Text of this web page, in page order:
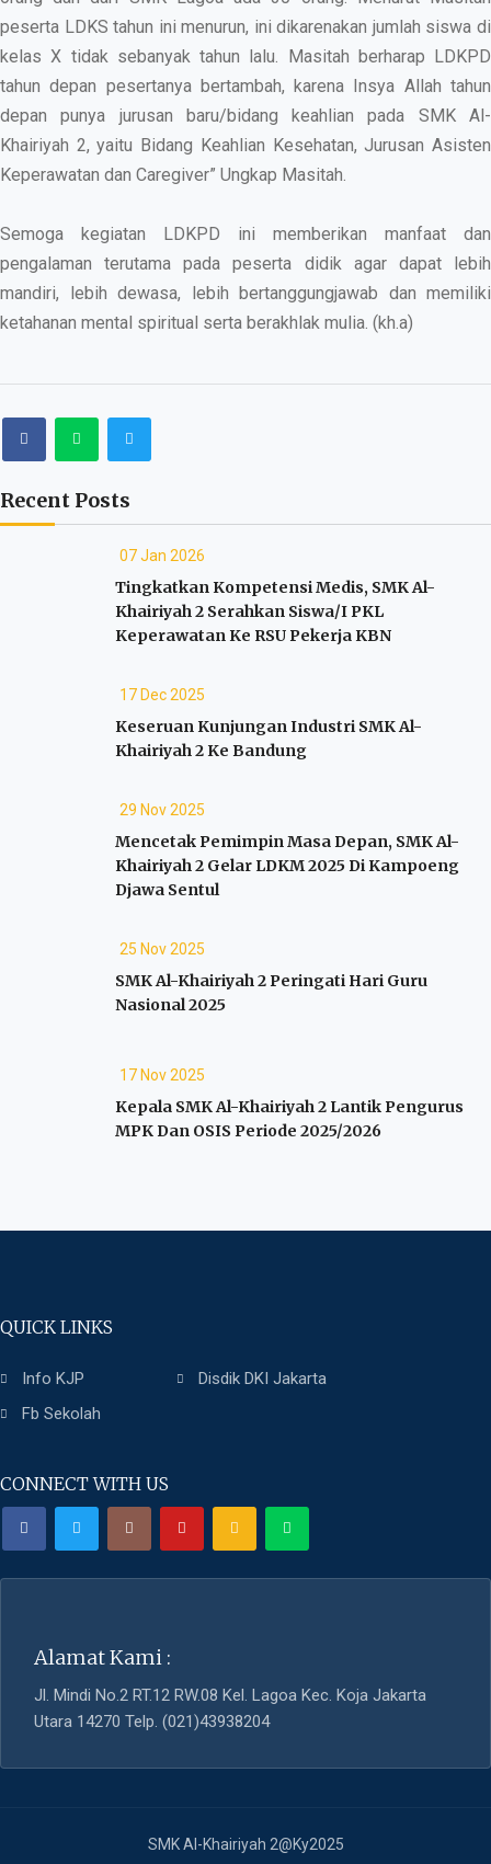
peserta LDKS tahun ini menurun, ini dikarenakan jumlah siswa di
kelas X tidak sebanyak tahun lalu. Masitah berharap LDKPD
tahun depan pesertanya bertambah, karena Insya Allah tahun
depan punya jurusan baru/bidang keahlian pada SMK Al-
Khairiyah 2, yaitu Bidang Keahlian Kesehatan, Jurusan Asisten
Keperawatan dan Caregiver” Ungkap Masitah.
Semoga kegiatan LDKPD ini memberikan manfaat dan
pengalaman terutama pada peserta didik agar dapat lebih
mandiri, lebih dewasa, lebih bertanggungjawab dan memiliki
ketahanan mental spiritual serta berakhlak mulia. (kh.a)
Recent Posts
07 Jan 2026
Tingkatkan Kompetensi Medis, SMK Al-
Khairiyah 2 Serahkan Siswa/I PKL
Keperawatan Ke RSU Pekerja KBN
17 Dec 2025
Keseruan Kunjungan Industri SMK Al-
Khairiyah 2 Ke Bandung
29 Nov 2025
Mencetak Pemimpin Masa Depan, SMK Al-
Khairiyah 2 Gelar LDKM 2025 Di Kampoeng
Djawa Sentul
25 Nov 2025
SMK Al-Khairiyah 2 Peringati Hari Guru
Nasional 2025
17 Nov 2025
Kepala SMK Al-Khairiyah 2 Lantik Pengurus
MPK Dan OSIS Periode 2025/2026
QUICK LINKS
Info KJP
Disdik DKI Jakarta
Fb Sekolah
CONNECT WITH US
Alamat Kami :
Jl. Mindi No.2 RT.12 RW.08 Kel. Lagoa Kec. Koja Jakarta
Utara 14270 Telp. (021)43938204
SMK Al-Khairiyah 2@Ky2025